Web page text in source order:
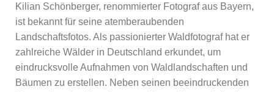
Kilian Schönberger, renommierter Fotograf aus Bayern,
ist bekannt für seine atemberaubenden
Landschaftsfotos. Als passionierter Waldfotograf hat er
zahlreiche Wälder in Deutschland erkundet, um
eindrucksvolle Aufnahmen von Waldlandschaften und
Bäumen zu erstellen. Neben seinen beeindruckenden